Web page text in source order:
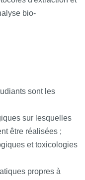
bio-
sont les
sur lesquelles
être réalisées ;
et toxicologies
propres à